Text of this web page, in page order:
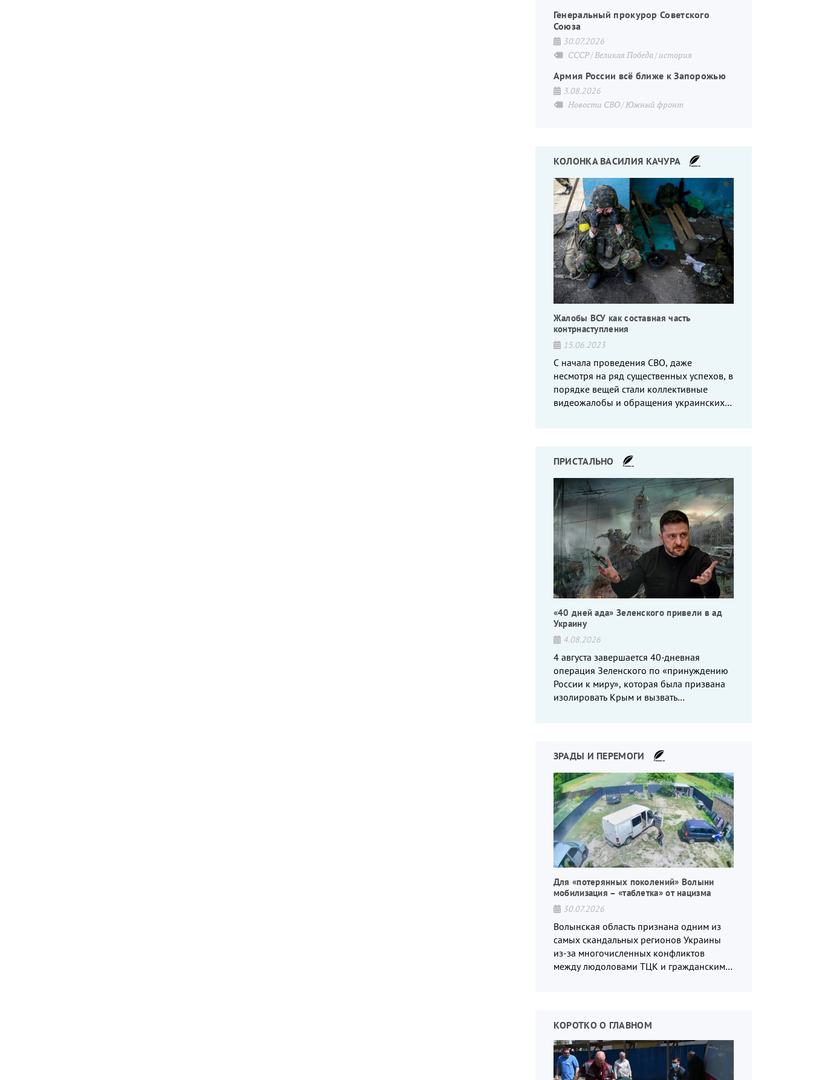
Генеральный прокурор Советского
Союза
30.07.2026
СССР Великая Победа история
Армия России всё ближе к Запорожью
3.08.2026
Новости СВО Южный фронт
КОЛОНКА ВАСИЛИЯ КАЧУРА
Жалобы ВСУ как составная часть
контрнаступления
15.06.2023
С начала проведения СВО, даже
несмотря на ряд существенных успехов, в
порядке вещей стали коллективные
видеожалобы и обращения украинских
ПРИСТАЛЬНО
«40 дней ада» Зеленского привели в ад
Украину
4.08.2026
4 августа завершается 40-дневная
операция Зеленского по «принуждению
России к миру», которая была призвана
изолировать Крым и вызвать
ЗРАДЫ И ПЕРЕМОГИ
Для «потерянных поколений» Волыни
мобилизация – «таблетка» от нацизма
30.07.2026
Волынская область признана одним из
самых скандальных регионов Украины
из-за многочисленных конфликтов
между людоловами ТЦК и гражданским
КОРОТКО О ГЛАВНОМ